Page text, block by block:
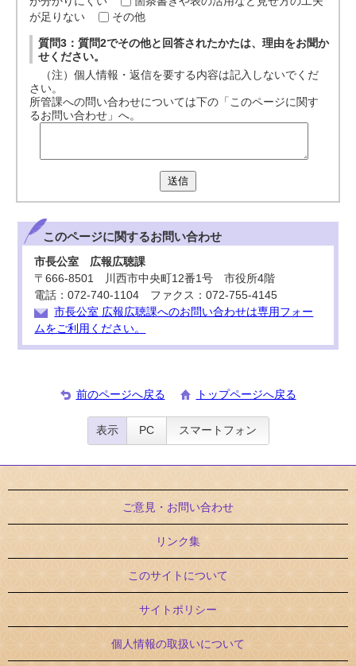
が足りない
その他
質問3：質問2でその他と回答されたかたは、理由をお聞か
せください。
（注）個人情報・返信を要する内容は記入しないでくだ
さい。
所管課への問い合わせについては下の「このページに関す
るお問い合わせ」へ。
送信
このページに関するお問い合わせ
市長公室 広報広聴課
〒666-8501 川西市中央町12番1号 市役所4階
電話：072-740-1104 ファクス：072-755-4145
市長公室 広報広聴課へのお問い合わせは専用フォー
ムをご利用ください。
前のページへ戻る トップページへ戻る
表示 PC スマートフォン
ご意見・お問い合わせ
リンク集
このサイトについて
サイトポリシー
個人情報の取扱いについて